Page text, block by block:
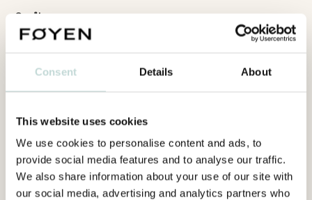
Consent Details About
This website uses cookies
We use cookies to personalise content and ads, to
provide social media features and to analyse our traffic.
We also share information about your use of our site with
our social media, advertising and analytics partners who
Språk
Engelska